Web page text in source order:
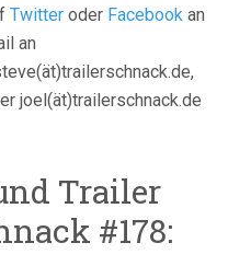
Twitter oder Facebook an
an
joel(ät)trailerschnack.de
Trailer
#178: